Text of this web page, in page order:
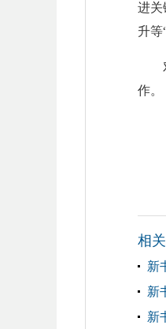
进关
升等
作。
相
新
新
新